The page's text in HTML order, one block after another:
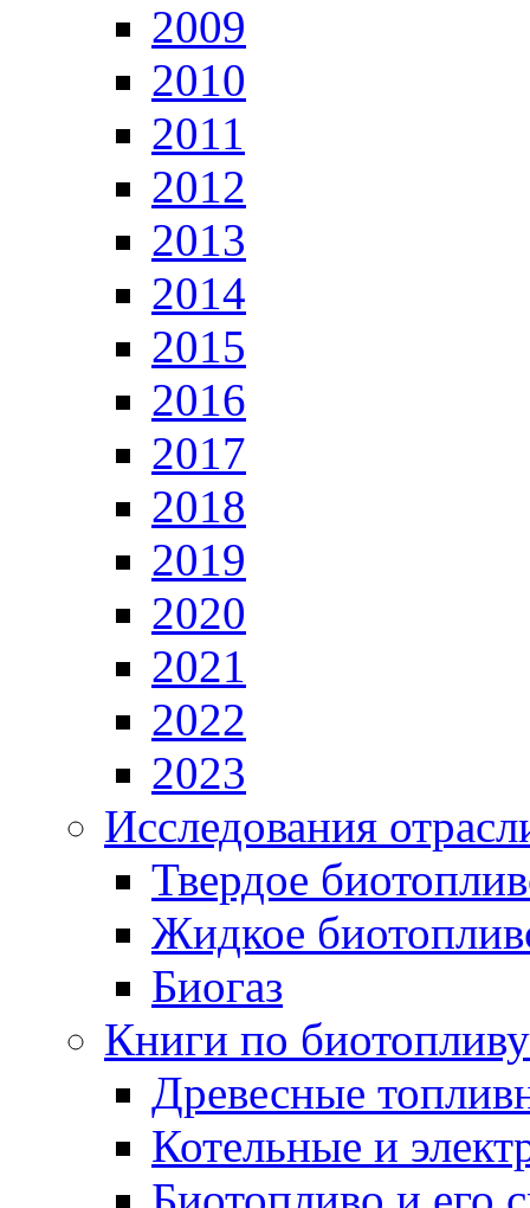
2009
2010
2011
2012
2013
2014
2015
2016
2017
2018
2019
2020
2021
2022
2023
Исследования
Твердое
Жидкое
Биогаз
Книги по биотопливу
Древесные
Котельные и